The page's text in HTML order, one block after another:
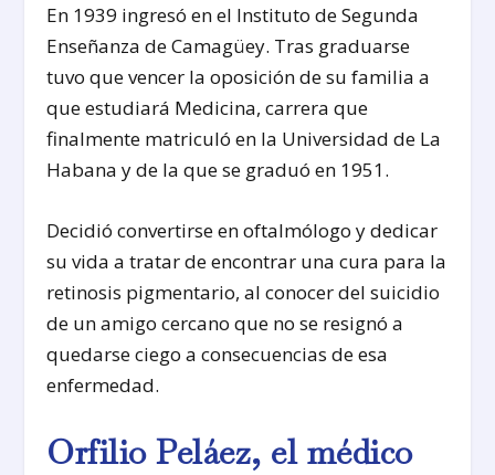
En 1939 ingresó en el Instituto de Segunda
Enseñanza de Camagüey. Tras graduarse
tuvo que vencer la oposición de su familia a
que estudiará Medicina, carrera que
finalmente matriculó en la Universidad de La
Habana y de la que se graduó en 1951.
Decidió convertirse en oftalmólogo y dedicar
su vida a tratar de encontrar una cura para la
retinosis pigmentario, al conocer del suicidio
de un amigo cercano que no se resignó a
quedarse ciego a consecuencias de esa
enfermedad.
Orfilio Peláez, el médico